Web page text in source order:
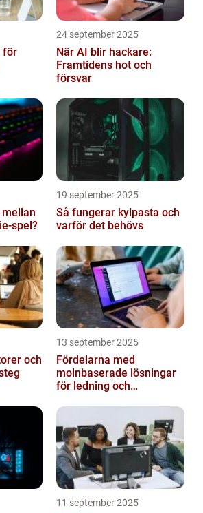
för
24 september 2025
När AI blir hackare:
Framtidens hot och
försvar
spel?
19 september 2025
Så fungerar kylpasta och
varför det behövs
och
13 september 2025
Fördelarna med
molnbaserade lösningar
för ledning och
11 september 2025